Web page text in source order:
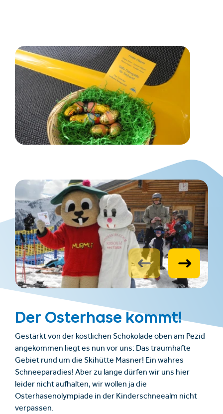
Der Osterhase kommt!
Gestärkt von der köstlichen Schokolade oben am Pezid
angekommen liegt es nun vor uns: Das traumhafte
Gebiet rund um die Skihütte Masner! Ein wahres
Schneeparadies! Aber zu lange dürfen wir uns hier
leider nicht aufhalten, wir wollen ja die
Osterhasenolympiade in der Kinderschneealm nicht
verpassen.